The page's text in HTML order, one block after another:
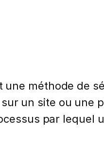
une méthode de
un site ou
par